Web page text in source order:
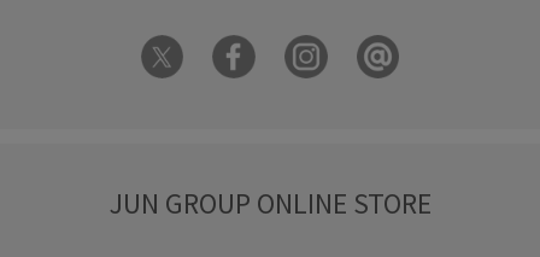
JUN GROUP ONLINE STORE